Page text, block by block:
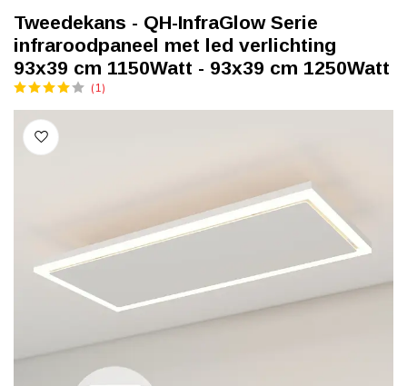
Tweedekans - QH-InfraGlow Serie
infraroodpaneel met led verlichting
93x39 cm 1150Watt - 93x39 cm 1250Watt
(1)